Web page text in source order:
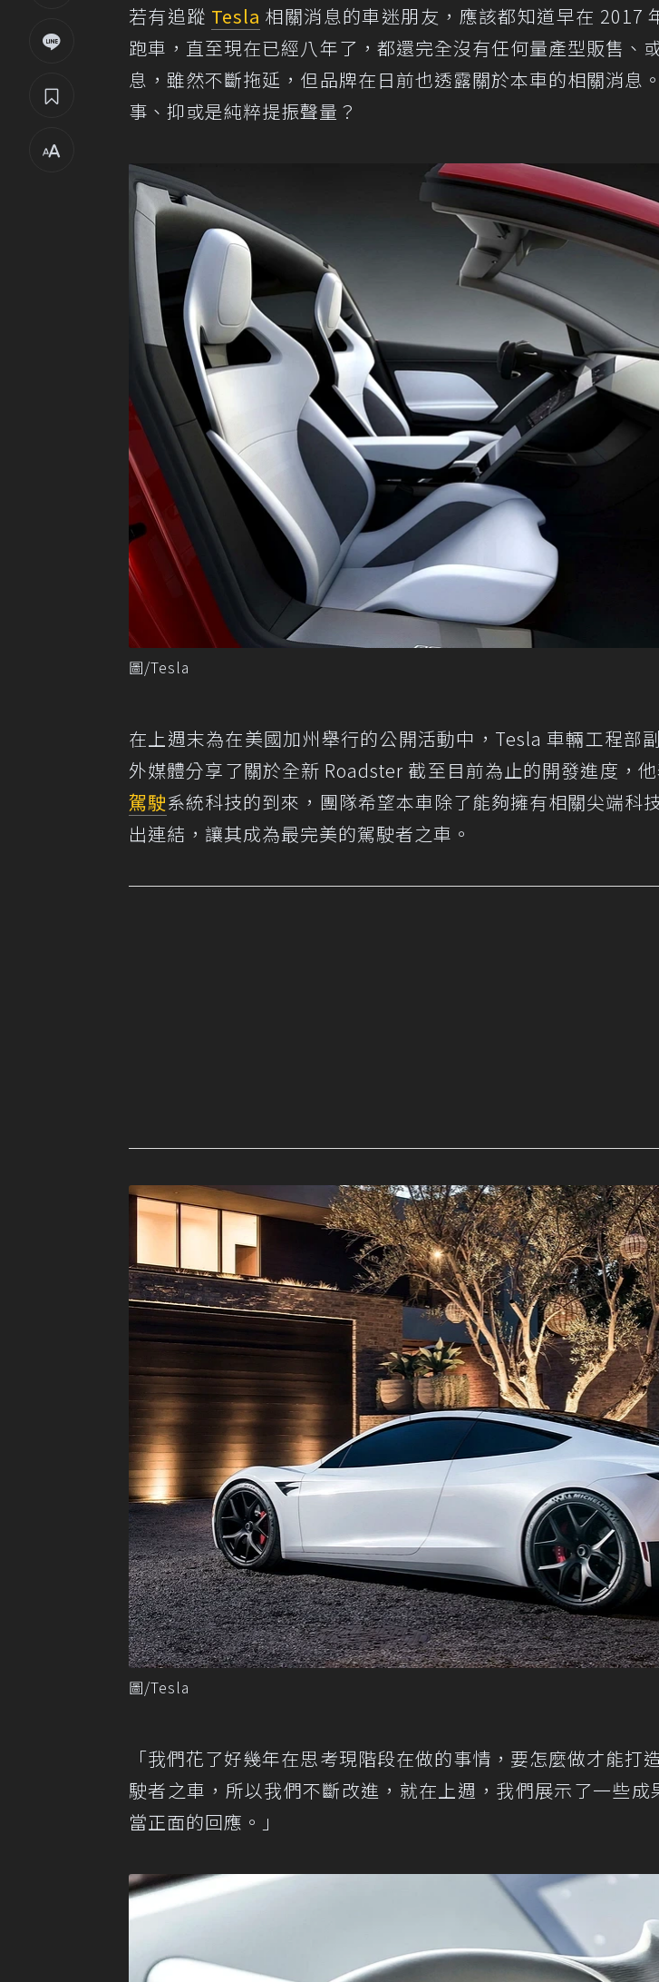
若有追蹤 Tesla 相關消息的車迷朋友，應該都知道早在 2017
跑車，直至現在已經八年了，都還完全沒有任何量產型販售、
息，雖然不斷拖延，但品牌在日前也透露關於本車的相關消息
事、抑或是純粹提振聲量？
圖/Tesla
在上週末為在美國加州舉行的公開活動中，Tesla 車輛工程部
外媒體分享了關於全新 Roadster 截至目前為止的開發進度，
駕駛系統科技的到來，團隊希望本車除了能夠擁有相關尖端科
出連結，讓其成為最完美的駕駛者之車。
圖/Tesla
「我們花了好幾年在思考現階段在做的事情，要怎麼做才能打
駛者之車，所以我們不斷改進，就在上週，我們展示了一些
當正面的回應。」